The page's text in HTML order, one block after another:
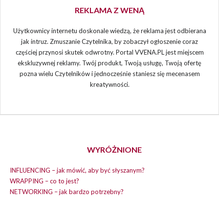
REKLAMA Z WENĄ
Użytkownicy internetu doskonale wiedzą, że reklama jest odbierana
jak intruz. Zmuszanie Czytelnika, by zobaczył ogłoszenie coraz
częściej przynosi skutek odwrotny. Portal VVENA.PL jest miejscem
ekskluzywnej reklamy. Twój produkt, Twoją usługę, Twoją ofertę
pozna wielu Czytelników i jednocześnie staniesz się mecenasem
kreatywności.
WYRÓŻNIONE
INFLUENCING – jak mówić, aby być słyszanym?
WRAPPING – co to jest?
NETWORKING – jak bardzo potrzebny?